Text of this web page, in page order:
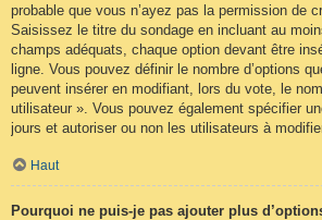
probable que vous n’ayez pas la permission de
Saisissez le titre du sondage en incluant au
champs adéquats, chaque option devant être
ligne. Vous pouvez définir le nombre d’options
peuvent insérer en modifiant, lors du vote, le
utilisateur ». Vous pouvez également spécifier
jours et autoriser ou non les utilisateurs à
Haut
Pourquoi ne puis-je pas ajouter plus